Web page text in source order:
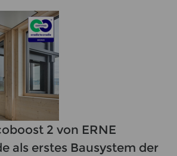
2 von ERNE
als erstes Bausystem der